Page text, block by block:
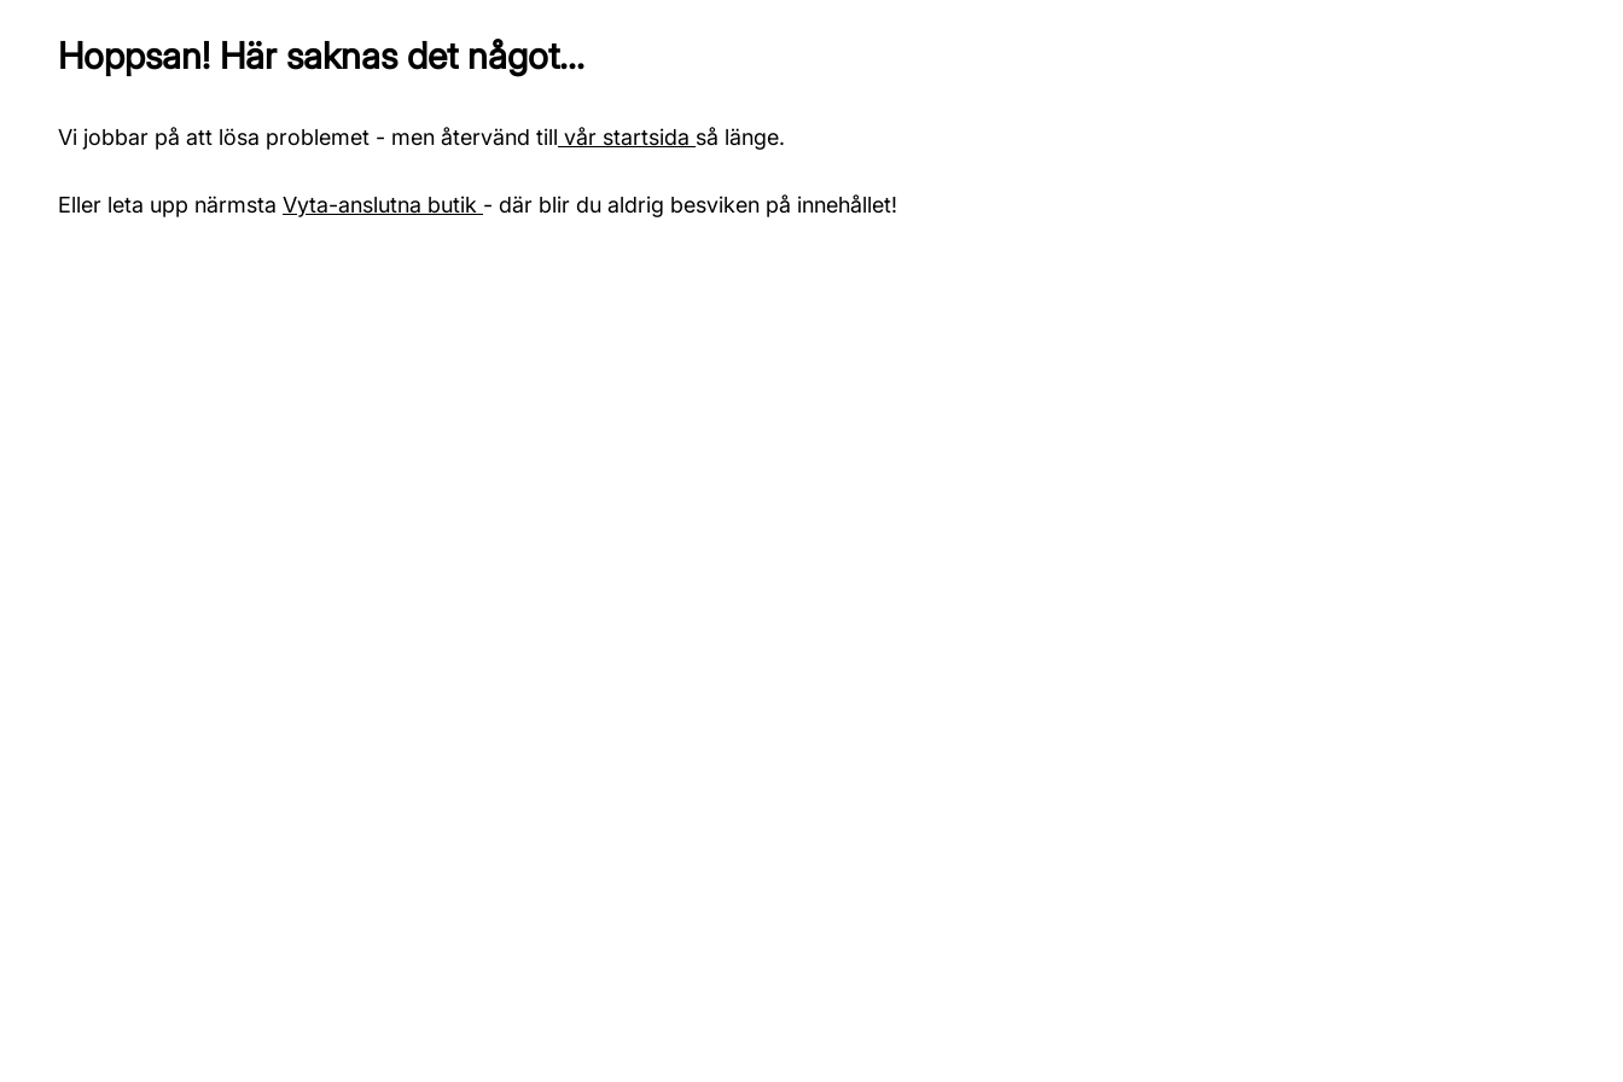
Hoppsan! Här saknas det något...
Vi jobbar på att lösa problemet - men återvänd till vår startsida så länge.
Eller leta upp närmsta Vyta-anslutna butik - där blir du aldrig besviken på innehållet!